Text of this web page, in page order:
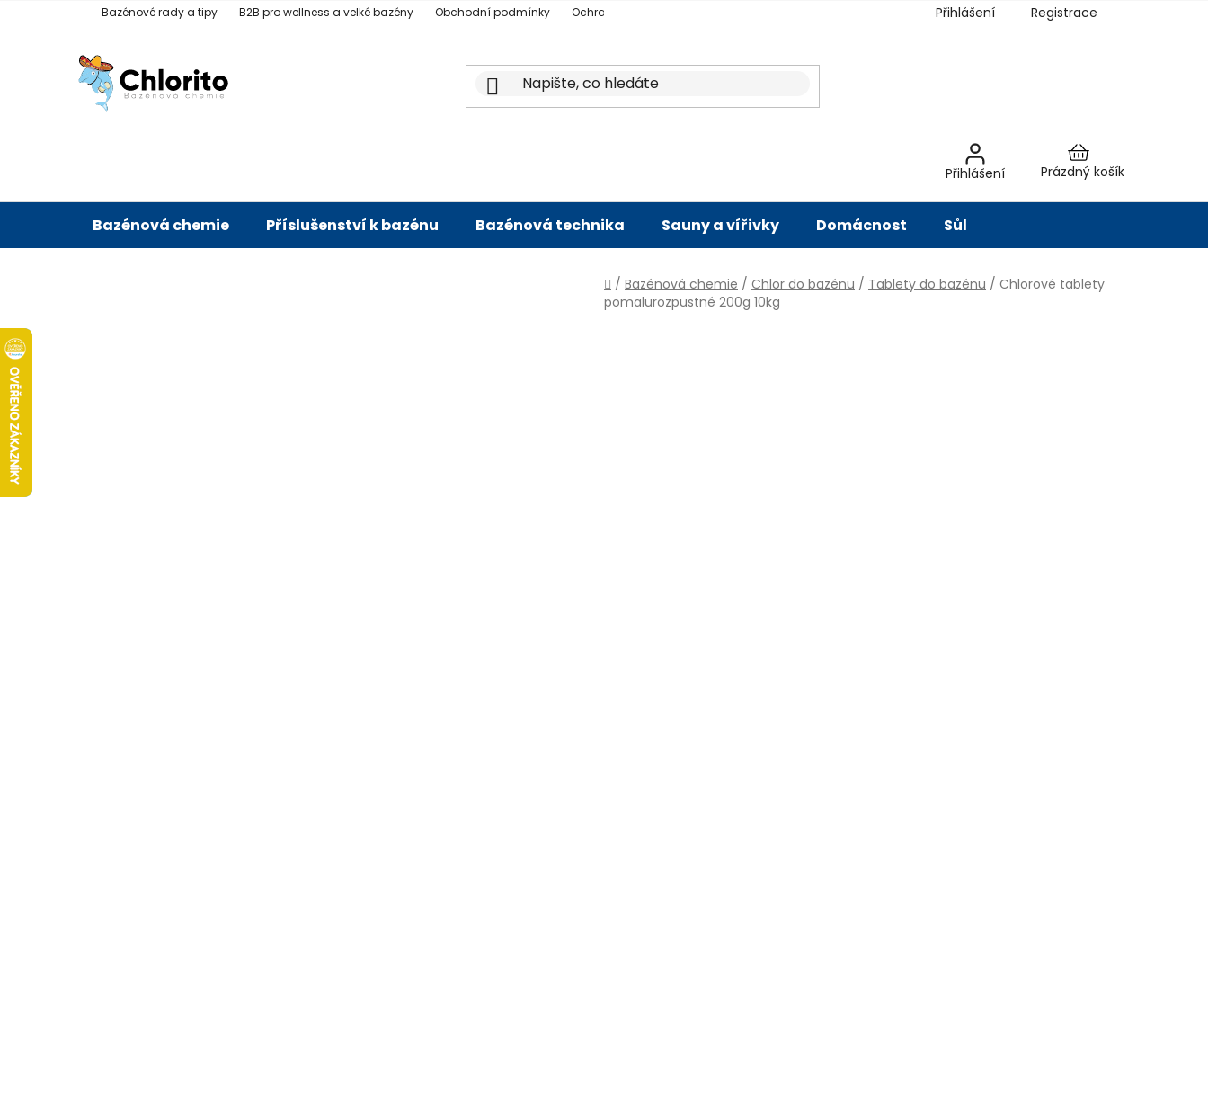
Bazénové rady a tipy B2B pro wellness a velké bazény Obchodní podmínky Ochrana osobních údajů Hodnocení obchodu Slovník pojmů Péče o vodu
Přihlášení Registrace
Přihlášení
Nákupní
Prázdný košík
Bazénová chemie Příslušenství k bazénu Bazénová technika Sauny a vířivky Domácnost Sůl
Domů
/ Bazénová chemie / Chlor do bazénu / Tablety do bazénu / Chlorové tablety
pomalurozpustné 200g 10kg